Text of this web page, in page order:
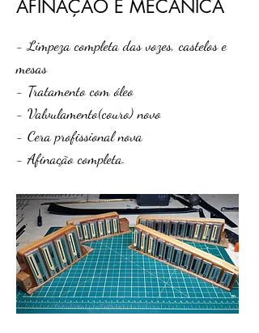
AFINAÇÃO E MECÂNICA
- Limpeza completa das vozes, castelos e
mesas
- Tratamento com óleo
- Valvulamento(couro) novo
- Cera profissional nova
- Afinação completa.